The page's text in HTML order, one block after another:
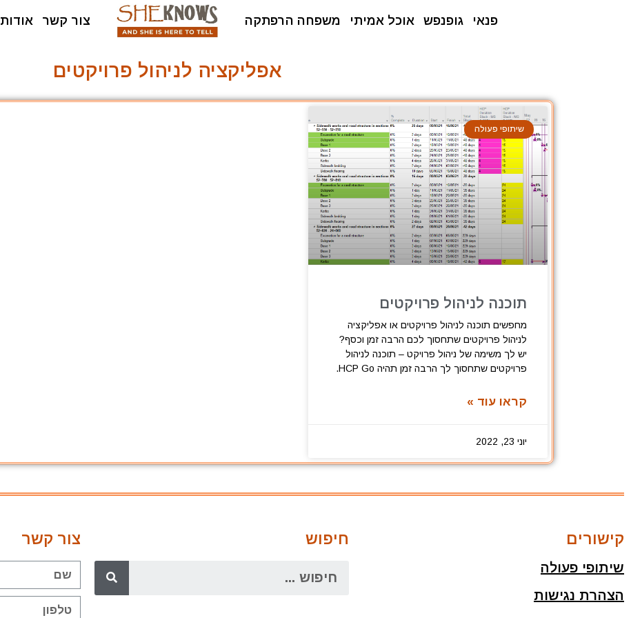
פנאי גופנפש אוכל אמיתי משפחה הרפתקה צור קשר אודות
אפליקציה לניהול פרויקטים
שיתופי פעולה
תוכנה לניהול פרויקטים
מחפשים תוכנה לניהול פרויקטים או אפליקציה
לניהול פרויקטים שתחסוך לכם הרבה זמן וכסף?
יש לך משימה של ניהול פרויקט – תוכנה לניהול
פרויקטים שתחסוך לך הרבה זמן תהיה HCP Go.
קראו עוד »
יוני 23, 2022
קישורים
שיתופי פעולה
הצהרת נגישות
חיפוש צור קשר